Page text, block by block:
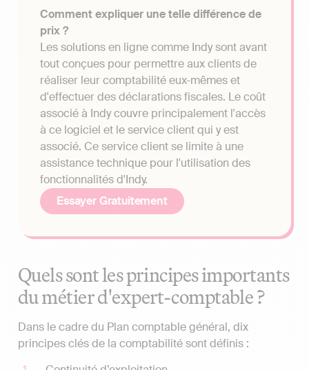
Comment expliquer une telle différence de
prix ?
Les solutions en ligne comme Indy sont avant
tout conçues pour permettre aux clients de
réaliser leur comptabilité eux-mêmes et
d'effectuer des déclarations fiscales. Le coût
associé à Indy couvre principalement l'accès
à ce logiciel et le service client qui y est
associé. Ce service client se limite à une
assistance technique pour l'utilisation des
fonctionnalités d'Indy.
Essayer Gratuitement
Quels sont les principes importants
du métier d'expert-comptable ?
Dans le cadre du Plan comptable général, dix
principes clés de la comptabilité sont définis :